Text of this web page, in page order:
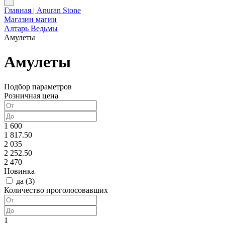
Главная | Anuran Stone
Магазин магии
Алтарь Ведьмы
Амулеты
Амулеты
Подбор параметров
Розничная цена
1 600
1 817.50
2 035
2 252.50
2 470
Новинка
да (3)
Количество проголосовавших
1